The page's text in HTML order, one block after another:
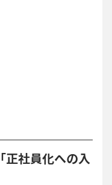
正社員化への入